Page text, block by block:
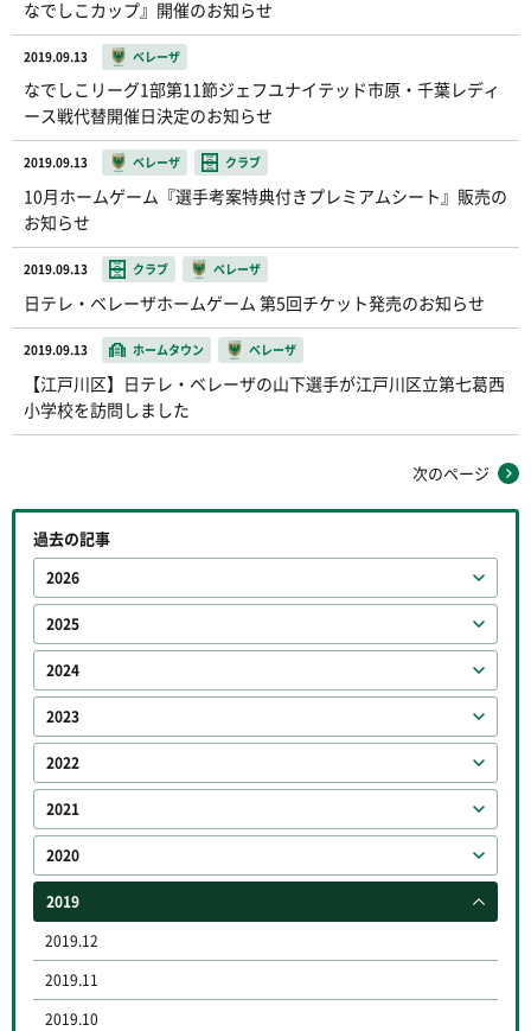
なでしこカップ』開催のお知らせ
2019.09.13 ベレーザ
なでしこリーグ1部第11節ジェフユナイテッド市原・千葉レディ
ース戦代替開催日決定のお知らせ
2019.09.13 ベレーザ クラブ
10月ホームゲーム『選手考案特典付きプレミアムシート』販売の
お知らせ
2019.09.13 クラブ ベレーザ
日テレ・ベレーザホームゲーム 第5回チケット発売のお知らせ
2019.09.13 ホームタウン ベレーザ
【江戸川区】日テレ・ベレーザの山下選手が江戸川区立第七葛西
小学校を訪問しました
次のページ
過去の記事
2026
2025
2024
2023
2022
2021
2020
2019
2019.12
2019.11
2019.10